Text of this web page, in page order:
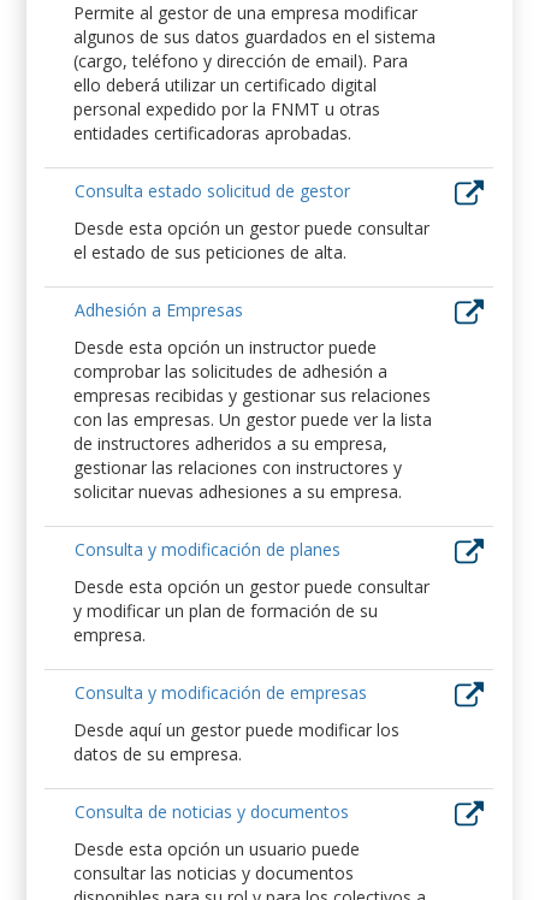
Permite al gestor de una empresa modificar
algunos de sus datos guardados en el sistema
(cargo, teléfono y dirección de email). Para
ello deberá utilizar un certificado digital
personal expedido por la FNMT u otras
entidades certificadoras aprobadas.
Consulta estado solicitud de gestor
Desde esta opción un gestor puede consultar
el estado de sus peticiones de alta.
Adhesión a Empresas
Desde esta opción un instructor puede
comprobar las solicitudes de adhesión a
empresas recibidas y gestionar sus relaciones
con las empresas. Un gestor puede ver la lista
de instructores adheridos a su empresa,
gestionar las relaciones con instructores y
solicitar nuevas adhesiones a su empresa.
Consulta y modificación de planes
Desde esta opción un gestor puede consultar
y modificar un plan de formación de su
empresa.
Consulta y modificación de empresas
Desde aquí un gestor puede modificar los
datos de su empresa.
Consulta de noticias y documentos
Desde esta opción un usuario puede
consultar las noticias y documentos